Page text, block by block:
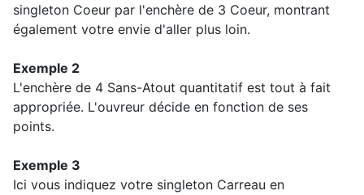
singleton Coeur par l'enchère de 3 Coeur, montrant
également votre envie d'aller plus loin.
Exemple 2
L'enchère de 4 Sans-Atout quantitatif est tout à fait
appropriée. L'ouvreur décide en fonction de ses
points.
Exemple 3
Ici vous indiquez votre singleton Carreau en